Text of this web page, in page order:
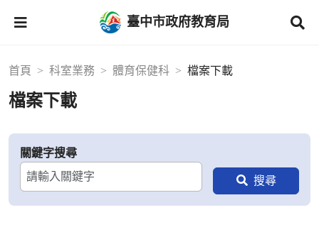
臺中市政府教育局
首頁 科室業務 體育保健科 檔案下載
檔案下載
關鍵字搜尋